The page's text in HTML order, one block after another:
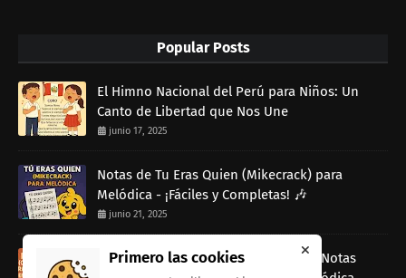
Popular Posts
El Himno Nacional del Perú para Niños: Un
Canto de Libertad que Nos Une
junio 17, 2025
Notas de Tu Eras Quien (Mikecrack) para
Melódica - ¡Fáciles y Completas! 🎶
junio 21, 2025
Rap Dancin (Canción de Ratatouille) Notas
Primero las cookies